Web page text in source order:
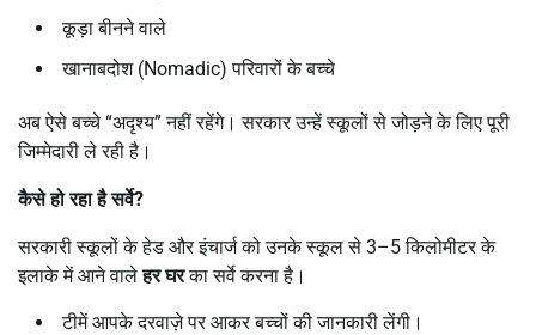
कूड़ा बीनने वाले
खानाबदोश (Nomadic) परिवारों के बच्चे
अब ऐसे बच्चे “अदृश्य” नहीं रहेंगे। सरकार उन्हें स्कूलों से जोड़ने के लिए पूरी
जिम्मेदारी ले रही है।
कैसे हो रहा है सर्वे?
सरकारी स्कूलों के हेड और इंचार्ज को उनके स्कूल से 3–5 किलोमीटर के
इलाके में आने वालेहर घरका सर्वे करना है।
टीमें आपके दरवाज़े पर आकर बच्चों की जानकारी लेंगी।